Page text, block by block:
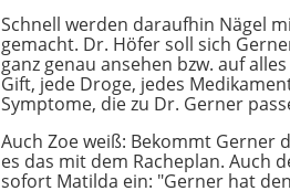
Schnell werden daraufhin Nägel
gemacht. Dr. Höfer soll sich
ganz genau ansehen bzw. auf
Gift, jede Droge, jedes
Symptome, die zu Dr. Gerner
Auch Zoe weiß: Bekommt Gerner
es das mit dem Racheplan. Auch
sofort Matilda ein: "Gerner hat